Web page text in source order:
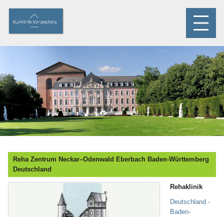
Reha Zentrum Neckar–Odenwald Eberbach Baden-Württemberg
Deutschland
Rehaklinik
Deutschland -
Baden-